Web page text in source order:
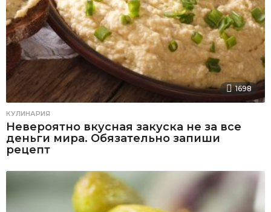
1698
КУЛИНАРИЯ
Невероятно вкусная закуска не за все
деньги мира. Обязательно запиши
рецепт